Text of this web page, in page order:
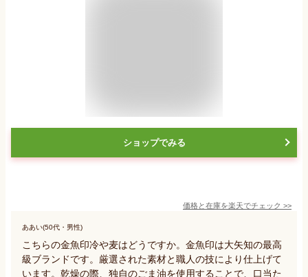
ショップでみる
価格と在庫を楽天でチェック >>
ああい(50代・男性)
こちらの金魚印冷や麦はどうですか。金魚印は大矢知の最高
級ブランドです。厳選された素材と職人の技により仕上げて
います。乾燥の際、独自のごま油を使用することで、口当た